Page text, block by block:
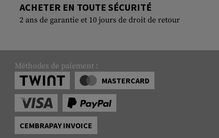
ACHETER EN TOUTE SÉCURITÉ
2 ans de garantie et 10 jours de droit de retour
Méthodes de paiement :
MASTERCARD
CEMBRAPAY INVOICE